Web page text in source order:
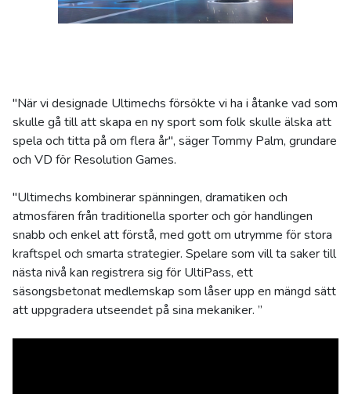
"När vi designade Ultimechs försökte vi ha i åtanke vad som
skulle gå till att skapa en ny sport som folk skulle älska att
spela och titta på om flera år", säger Tommy Palm, grundare
och VD för Resolution Games.
"Ultimechs kombinerar spänningen, dramatiken och
atmosfären från traditionella sporter och gör handlingen
snabb och enkel att förstå, med gott om utrymme för stora
kraftspel och smarta strategier. Spelare som vill ta saker till
nästa nivå kan registrera sig för UltiPass, ett
säsongsbetonat medlemskap som låser upp en mängd sätt
att uppgradera utseendet på sina mekaniker. ”